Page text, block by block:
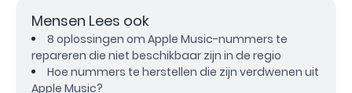
Mensen Lees ook
8 oplossingen om Apple Music-nummers te
repareren die niet beschikbaar zijn in de regio
Hoe nummers te herstellen die zijn verdwenen uit
Apple Music?